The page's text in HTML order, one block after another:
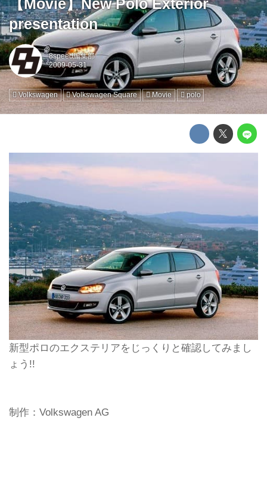
【Movie】New Polo Exterior
presentation
8speed編集部
Volkswagen Volkswagen Square Movie polo
新型ポロのエクステリアをじっくりと確認してみまし
ょう!!
制作：Volkswagen AG